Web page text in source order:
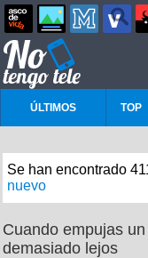
ÚLTIMOS TOP
Se han encontrado
nuevo
Cuando empujas
demasiado lejos